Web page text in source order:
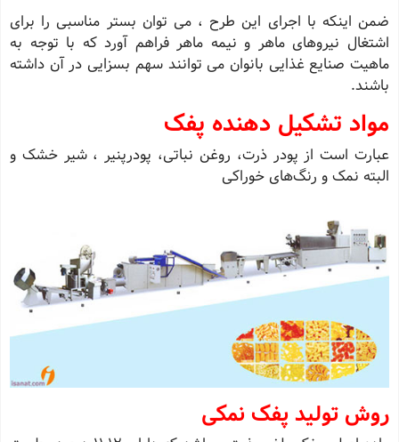
ضمن اینکه با اجرای این طرح ، می توان بستر مناسبی را برای
اشتغال نیروهای ماهر و نیمه ماهر فراهم آورد که با توجه به
ماهیت صنایع غذایی بانوان می توانند سهم بسزایی در آن داشته
باشند.
مواد تشکیل دهنده پفک
عبارت است از پودر ذرت، روغن نباتی، پودرپنیر ، شیر خشک و
البته نمک و رنگ‌های خوراکی
روش تولید پفک نمکی